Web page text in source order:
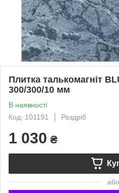
Плитка талькомагніт
300/300/10 мм
В наявності
Код: 101191
Роздріб
1 030 ₴
або